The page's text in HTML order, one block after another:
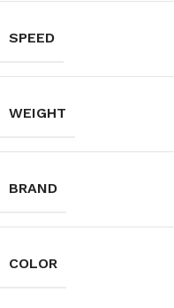
SPEED
WEIGHT
BRAND
COLOR